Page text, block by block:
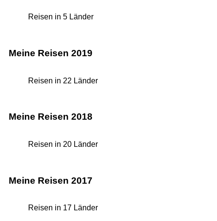
Reisen in 5 Länder
Meine Reisen 2019
Reisen in 22 Länder
Meine Reisen 2018
Reisen in 20 Länder
Meine Reisen 2017
Reisen in 17 Länder